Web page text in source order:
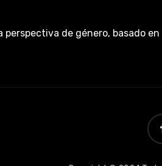
perspectiva de género, basado